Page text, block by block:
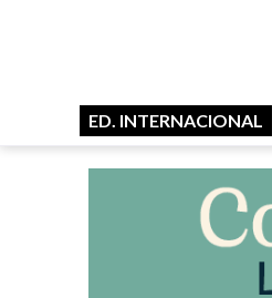
ED. INTERNACIONAL